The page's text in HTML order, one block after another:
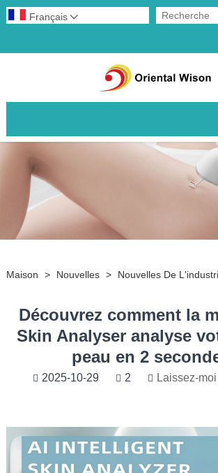
Français 
Maison > Nouvelles > Nouvelles De
Découvrez comment la
Skin Analyser analyse
peau en 2
2025-10-29 2 Laissez-